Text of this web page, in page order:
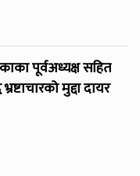
पूर्वअध्यक्ष सहित
मुद्दा दायर